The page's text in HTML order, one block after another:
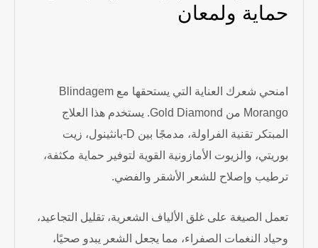
حماية ولمعان
امنحي شعرك العناية التي يستحقها مع Blindagem
Morango من Gold Diamond. يستخدم هذا العلاج
المبتكر تقنية الفراولة، مدمجًا بين D-بانثينول، زيت
بوريتي، والزيوت الأمازونية القوية لتوفير حماية مكثفة،
ترطيب وإصلاح للشعر الأشقر والفضي.
تعمل الصيغة على غلق الألياف الشعرية، تقليل التجاعيد،
وحياد النغمات الصفراء، مما يجعل الشعر يبدو صحيًا،